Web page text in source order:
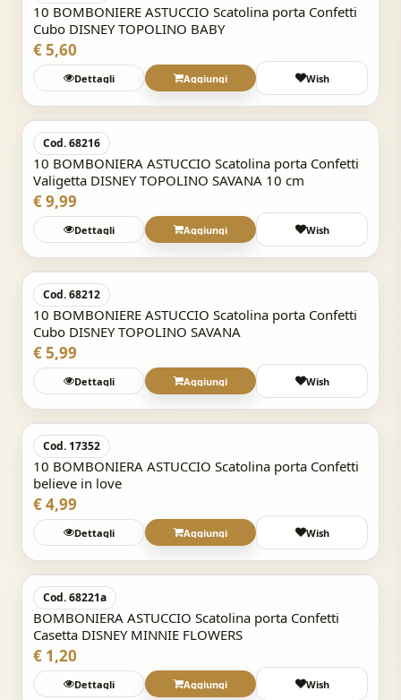
10 BOMBONIERE ASTUCCIO Scatolina porta Confetti
Cubo DISNEY TOPOLINO BABY
€ 5,60
Dettagli Aggiungi Wish
Acquisto Veloce
Cod. 68216
10 BOMBONIERA ASTUCCIO Scatolina porta Confetti
Valigetta DISNEY TOPOLINO SAVANA 10 cm
€ 9,99
Dettagli Aggiungi Wish
Acquisto Veloce
Cod. 68212
10 BOMBONIERE ASTUCCIO Scatolina porta Confetti
Cubo DISNEY TOPOLINO SAVANA
€ 5,99
Dettagli Aggiungi Wish
Acquisto Veloce
Cod. 17352
10 BOMBONIERA ASTUCCIO Scatolina porta Confetti
believe in love
€ 4,99
Dettagli Aggiungi Wish
Acquisto Veloce
Cod. 68221a
BOMBONIERA ASTUCCIO Scatolina porta Confetti
Casetta DISNEY MINNIE FLOWERS
€ 1,20
Dettagli Aggiungi Wish